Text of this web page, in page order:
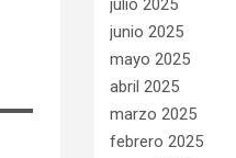
julio 2025
junio 2025
mayo 2025
abril 2025
marzo 2025
febrero 2025